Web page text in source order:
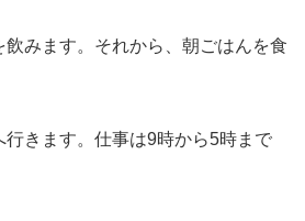
みます。それから、朝ごはんを食
きます。仕事は9時から5時まで